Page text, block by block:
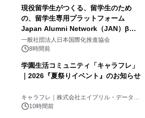
現役留学生がつくる、留学生のため
の、留学生専用プラットフォーム
Japan Alumni Network（JAN）β版
をリリース
一般社団法人日本国際化推進協会
8時間前
学園生活コミュニティ「キャラフレ」
｜2026『夏祭りイベント』のお知らせ
キャラフレ｜株式会社エイプリル・データ・
デザインズ
10時間前